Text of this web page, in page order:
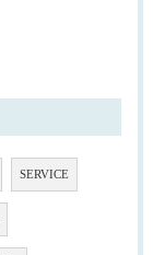
SERVICE